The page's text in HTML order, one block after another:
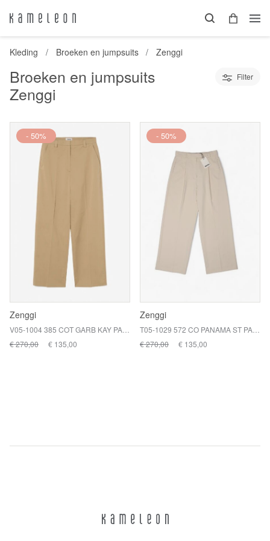
Kleding Broeken en jumpsuits Zenggi
Broeken en jumpsuits
Zenggi
Filter
- 50%
Zenggi
€ 270,00
€ 135,00
- 50%
Zenggi
€ 270,00
€ 135,00